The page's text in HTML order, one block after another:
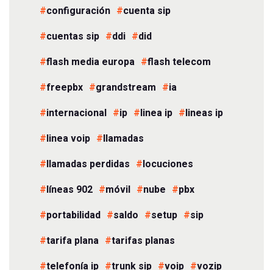
configuración
cuenta sip
cuentas sip
ddi
did
flash media europa
flash telecom
freepbx
grandstream
ia
internacional
ip linea ip
lineas ip
linea voip
llamadas
llamadas perdidas
locuciones
líneas 902
móvil nube
pbx
portabilidad
saldo setup
sip
tarifa plana
tarifas planas
telefonía ip
trunk sip voip
vozip